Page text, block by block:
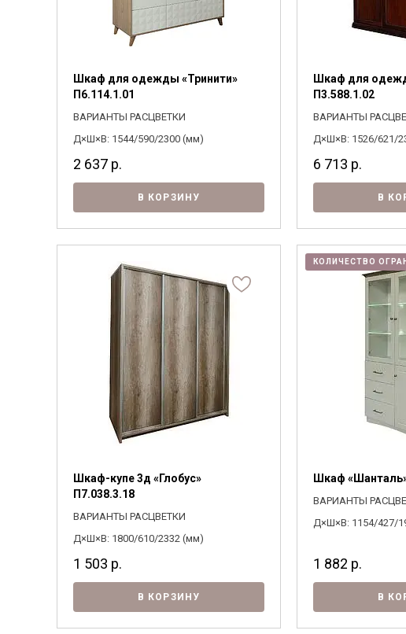
Шкаф для одежды «Тринити»
П6.114.1.01
ВАРИАНТЫ РАСЦВЕТКИ
Д×Ш×В: 1544/590/2300 (мм)
2 637 р.
В КОРЗИНУ
Шкаф для
П3.588.1.02
ВАРИАНТЫ
Д×Ш×В: 1526/621/
6 713 р.
В
Шкаф-купе 3д «Глобус»
П7.038.3.18
ВАРИАНТЫ РАСЦВЕТКИ
Д×Ш×В: 1800/610/2332 (мм)
1 503 р.
В КОРЗИНУ
КОЛИЧЕСТВО
Шкаф
ВАРИАНТЫ
Д×Ш×В: 1154/427/
1 882 р.
В